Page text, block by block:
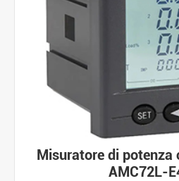
Misuratore di potenza
AMC72L-